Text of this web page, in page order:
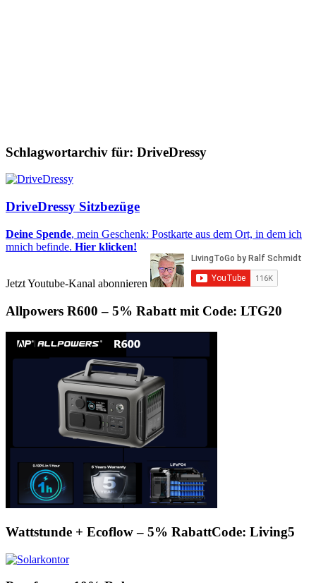
Schlagwortarchiv für: DriveDressy
DriveDressy Sitzbezüge
Deine Spende, mein Geschenk: Postkarte aus dem Ort, in dem ich
mnich befinde. Hier klicken!
Jetzt Youtube-Kanal abonnieren
Allpowers R600 – 5% Rabatt mit Code: LTG20
Wattstunde + Ecoflow – 5% RabattCode: Living5